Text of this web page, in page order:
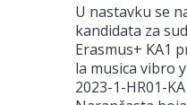
U nastavku se
kandidata za
Erasmus+ KA1
la musica vibro
2023-1-HR01-